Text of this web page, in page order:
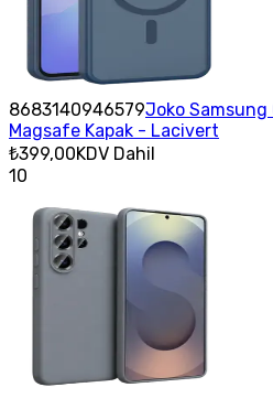
8683140946579Joko Samsung
Magsafe Kapak - Lacivert
₺399,00KDV Dahil
10